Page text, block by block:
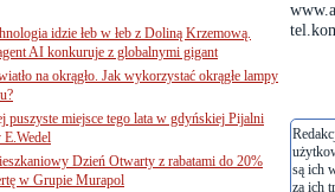
są ich
za ich
idzie łeb w łeb z Doliną Krzemową.
AI konkuruje z globalnymi gigant
na okrągło. Jak wykorzystać okrągłe lampy
puszyste miejsce tego lata w gdyńskiej Pijalni
Dzień Otwarty z rabatami do 20%
w Grupie Murapol